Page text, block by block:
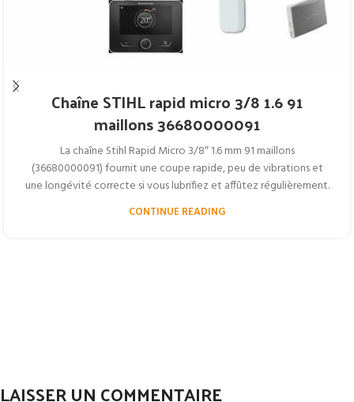
Chaîne STIHL rapid micro 3/8 1.6 91
maillons 36680000091
La chaîne Stihl Rapid Micro 3/8″ 1.6 mm 91 maillons
(36680000091) fournit une coupe rapide, peu de vibrations et
une longévité correcte si vous lubrifiez et affûtez régulièrement.
CONTINUE READING
LAISSER UN COMMENTAIRE